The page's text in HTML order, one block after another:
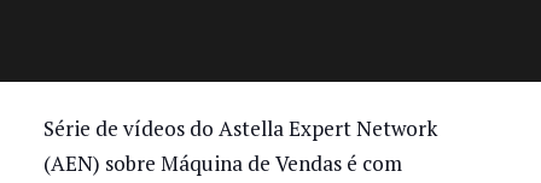
Série de vídeos do Astella Expert Network
(AEN) sobre Máquina de Vendas é com